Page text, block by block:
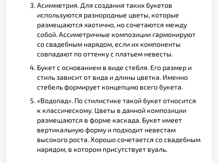
Асимметрия. Для создания таких букетов
используются разнородные цветы, которые
размещаются хаотично, но сочетаются между
собой. Ассиметричные композиции гармонируют
со свадебным нарядом, если их компоненты
совпадают по оттенку с платьем невесты.
Букет с основанием в виде стебля. Его размер и
стиль зависит от вида и длины цветка. Именно
стебель формирует концепцию всего букета.
«Водопад». По стилистике такой букет относится
к классическому. Цветы в данной композиции
размещаются в форме каскада. Букет имеет
вертикальную форму и подходит невестам
высокого роста. Хорошо сочетается со свадебным
нарядом, в котором присутствует вуаль.